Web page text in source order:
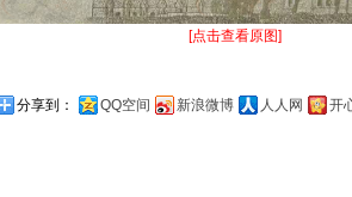
[点击查看原图]
分享到：
QQ空间 新浪微博 人人网 开